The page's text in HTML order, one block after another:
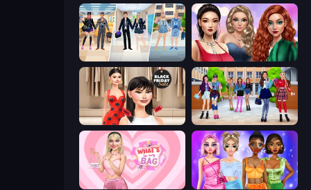
College Girl & Boy Makeover Colored Denim Trends
Shopaholic Black Friday High School BFFs: Girls Team
What's In My Bag Monochrome Looks